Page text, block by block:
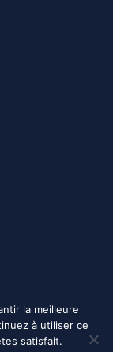
| Plateforme
la meilleure
à utiliser ce
satisfait.